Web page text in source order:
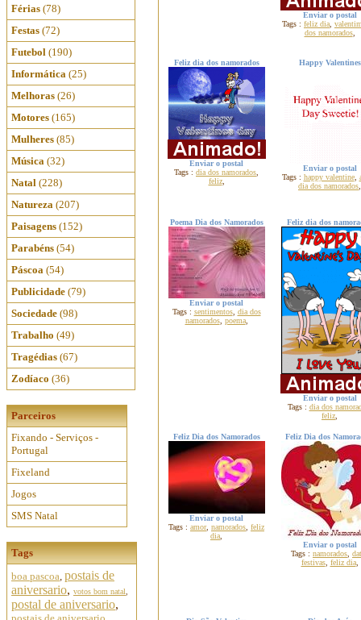
Férias (78)
Festas (72)
Futebol (190)
Informática (25)
Melhoras (26)
Motores (165)
Mulheres (85)
Música (32)
Natal (228)
Natureza (207)
Paisagens (152)
Parabéns (54)
Páscoa (54)
Publicidade (79)
Sociedade (98)
Trabalho (49)
Tragédias (67)
Zodíaco (36)
Parceiros
Fixando - Serviços -
Portugal
Fixeland
Jogos
SMS Natal
Tags
boa pascoa, postais de
aniversario, votos bom natal
postal de aniversario,
Enviar o postal
Tags : feliz dia
dos namorados,
Feliz dia dos namorados
Enviar o postal
Tags : dia dos namorados
feliz,
Happy Valentines
Enviar o postal
Tags : happy valentine,
dia dos namorados
Poema Dia dos Namorados
Enviar o postal
Tags : sentimentos, dia dos
namorados, poema,
Feliz dia dos
Enviar o postal
Tags : dia dos
feliz
Feliz Dia dos Namorados
Enviar o postal
Tags : amor, namorados feliz
dia
Feliz Dia dos
Enviar o postal
Tags : namorados
festivas, feliz dia,